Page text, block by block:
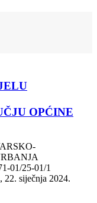
OPĆINE
01/25-01/1
siječnja 2024.